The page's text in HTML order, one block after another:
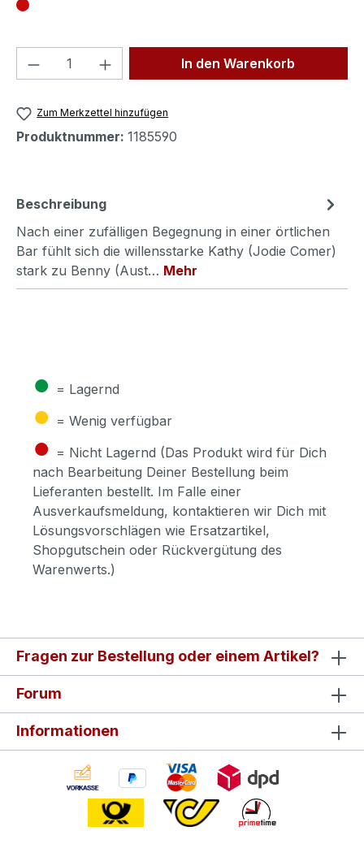
Produkt Anzahl: Gib denIn den Warenkorb
Zum Merkzettel hinzufügen
Produktnummer: 1185590
Beschreibung
Nach einer zufälligen Begegnung in einer örtlichen
Bar fühlt sich die willensstarke Kathy (Jodie Comer)
stark zu Benny (Aust… Mehr
● = Lagernd
● = Wenig verfügbar
● = Nicht Lagernd (Das Produkt wird für Dich
nach Bearbeitung Deiner Bestellung beim
Lieferanten bestellt. Im Falle einer
Ausverkaufsmeldung, kontaktieren wir Dich mit
Lösungsvorschlägen wie Ersatzartikel,
Shopgutschein oder Rückvergütung des
Warenwerts.)
Fragen zur Bestellung oder einem Artikel?
Forum
Informationen